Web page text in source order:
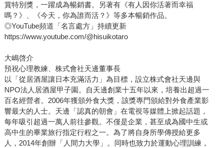
賞特別獎，一躍成為暢銷書。另著有《有人因你活著而幸福
嗎？》、《今天，你為誰而活？》等多本暢銷作品。
◎YouTube頻道「名言處方」持續更新
https://www.youtube.com/@hisuikotaro
大嶋啓介
預祝心理教練、株式會社天邊董事長
以「從居酒屋讓日本充滿活力」為目標，設立株式會社天邊與
NPO法人居酒屋甲子園。自天邊創業十五年以來，培養出超過一
百名經營者。2006年獲頒外食大獎，該獎專門頒給對外食產業影
響最大的人士。天邊「認真的朝會」在電視等媒體上掀起話題，
每年吸引超過一萬人前往參觀。不僅是企業，甚至成為國中生或
高中生的畢業旅行指定行程之一。為了將自身所學傳授給更多
人，2014年創辦「人間力大學」。同時也致力於運動心理訓練，